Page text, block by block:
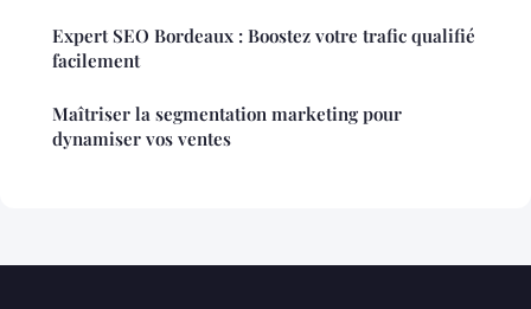
Expert SEO Bordeaux : Boostez votre trafic qualifié
facilement
Maîtriser la segmentation marketing pour
dynamiser vos ventes